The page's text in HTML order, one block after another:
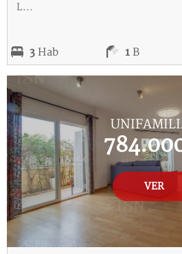
L...
REF: 5-115233-I
3 Hab 1 B
VER